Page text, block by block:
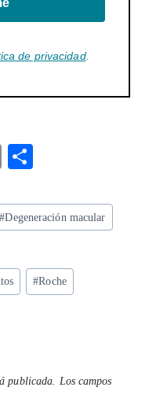
de privacidad.
E
ai
l
re
#Degeneración macular
#Roche
publicada. Los campos